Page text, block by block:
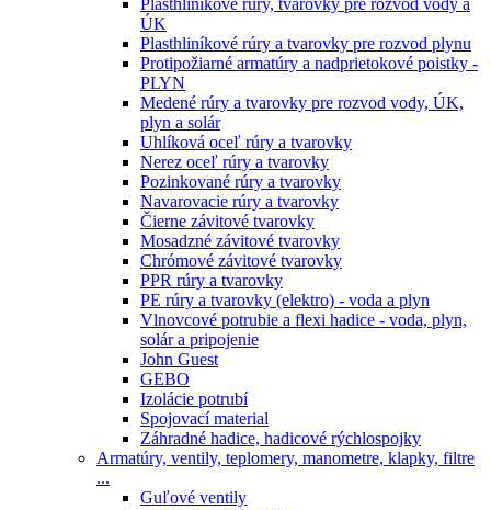
Plasthliníkové rúry, tvarovky pre rozvod vody a
ÚK
Plasthliníkové rúry a tvarovky pre rozvod plynu
Protipožiarné armatúry a nadprietokové poistky -
PLYN
Medené rúry a tvarovky pre rozvod vody, ÚK,
plyn a solár
Uhlíková oceľ rúry a tvarovky
Nerez oceľ rúry a tvarovky
Pozinkované rúry a tvarovky
Navarovacie rúry a tvarovky
Čierne závitové tvarovky
Mosadzné závitové tvarovky
Chrómové závitové tvarovky
PPR rúry a tvarovky
PE rúry a tvarovky (elektro) - voda a plyn
Vlnovcové potrubie a flexi hadice - voda, plyn,
solár a pripojenie
John Guest
GEBO
Izolácie potrubí
Spojovací material
Záhradné hadice, hadicové rýchlospojky
Armatúry, ventily, teplomery, manometre, klapky, filtre
...
Guľové ventily